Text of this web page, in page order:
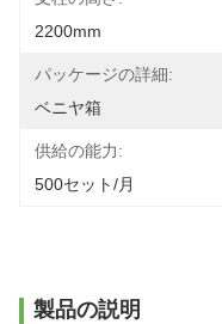
2200mm
パッケージの詳細:
ベニヤ箱
供給の能力:
500セット/月
製品の説明